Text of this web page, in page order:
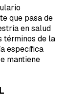
que pasa de
en salud
términos de la
específica
mantiene